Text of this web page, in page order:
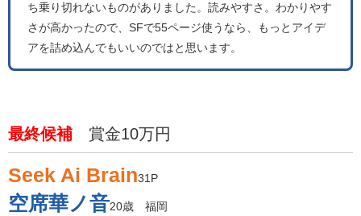
ち乗り切れないものがありました。読みやすさ。わかりやす
さが高かったので、SFで55ページ使うなら、もっとアイデ
アを詰め込んでもいいのではと思います。
最終候補 賞金10万円
Seek Ai Brain31P
空席華ノ音20歳 福岡